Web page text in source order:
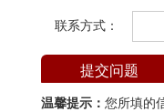
联系方式：
温馨提示： 您所填的